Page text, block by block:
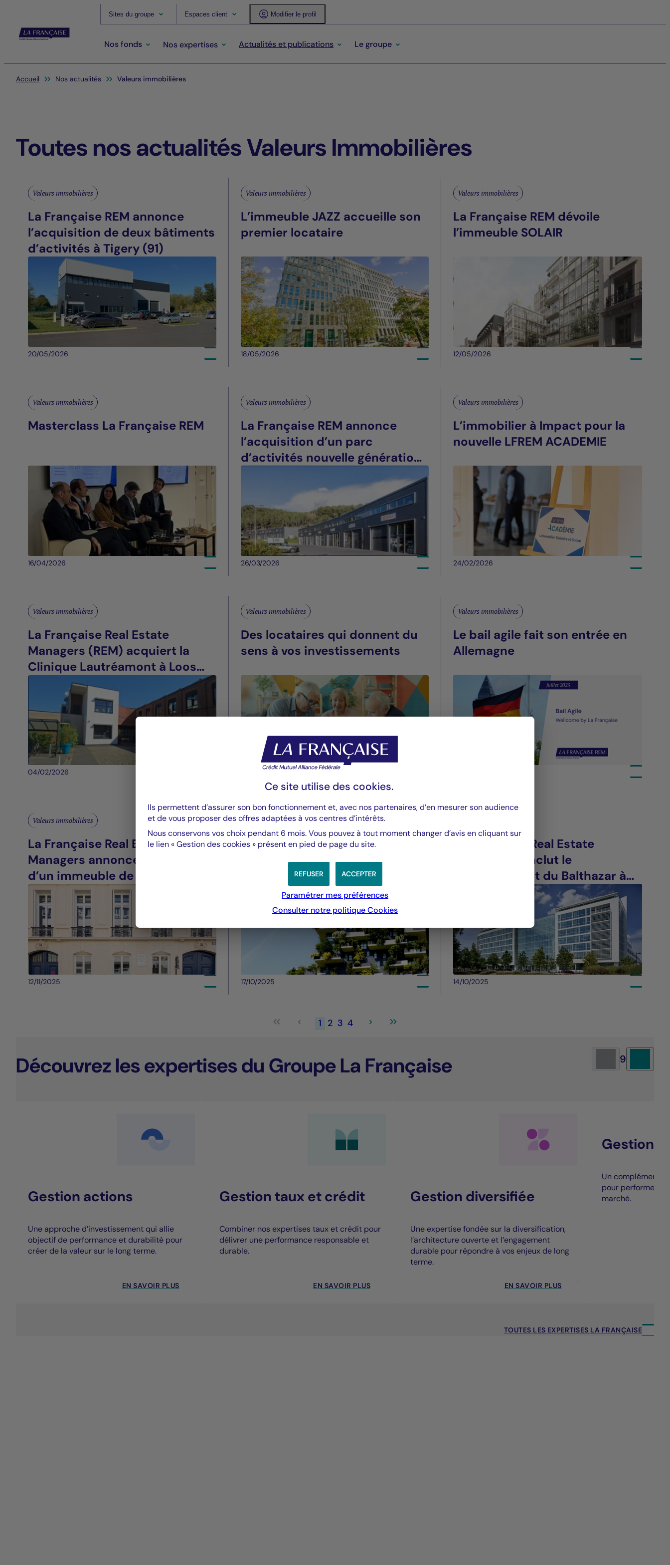
Sites du groupe Espaces client Modifier le profil
Nos fonds Nos expertises Actualités et publications Le groupe
Vous êtes ici:
Accueil Nos actualités Valeurs immobilières
Toutes nos actualités Valeurs Immobilières
Valeurs immobilières
La Française REM annonce
l’acquisition de deux bâtiments
d’activités à Tigery (91)
20/05/2026
Valeurs immobilières
L’immeuble JAZZ accueille son
premier locataire
18/05/2026
Valeurs immobilières
La Française REM dévoile
l’immeuble SOLAIR
12/05/2026
Valeurs immobilières
Masterclass La Française REM
16/04/2026
Valeurs immobilières
La Française REM annonce
l’acquisition d’un parc
d’activités nouvelle génération
26/03/2026
Valeurs immobilières
L’immobilier à Impact pour la
nouvelle LFREM ACADEMIE
24/02/2026
Valeurs immobilières
La Française Real Estate
Managers (REM) acquiert la
Clinique Lautréamont à Loos
04/02/2026
Valeurs immobilières
Des locataires qui donnent du
sens à vos investissements
01/12/2025
Valeurs immobilières
Le bail agile fait son entrée en
Allemagne
Valeurs immobilières
La Française Real Estate
Managers annonce l’acquisition
d’un immeuble de bureaux à
Paris (9e)
12/11/2025
Valeurs immobilières
La Française Real Estate
Managers : la durabilité crée de
17/10/2025
La Française Real Estate
Managers conclut le
refinancement du Balthazar à
Saint-Denis (93)
14/10/2025
1 2 3 4
Découvrez les expertises du Groupe La Française 9
Gestion actions
Une approche d’investissement qui allie
objectif de performance et durabilité pour
créer de la valeur sur le long terme.
EN SAVOIR PLUS
Gestion taux et crédit
Combiner nos expertises taux et crédit pour
délivrer une performance responsable et
durable.
EN SAVOIR PLUS
Gestion diversifiée
Une expertise fondée sur la diversification,
l’architecture ouverte et l’engagement
durable pour répondre à vos enjeux de long
terme.
EN SAVOIR PLUS
Gestion
Un complément
pour performer
marché.
TOUTES LES EXPERTISES LA FRANÇAISE
Ce site utilise des cookies.
Ils permettent d’assurer son bon fonctionnement et, avec nos partenaires, d’en mesurer son audience
et de vous proposer des offres adaptées à vos centres d’intérêts.
Nous conservons vos choix pendant 6 mois. Vous pouvez à tout moment changer d’avis en cliquant sur
le lien « Gestion des cookies » présent en pied de page du site.
ACCEPTER
REFUSER
Paramétrer mes préférences
Consulter notre politiqueCookies